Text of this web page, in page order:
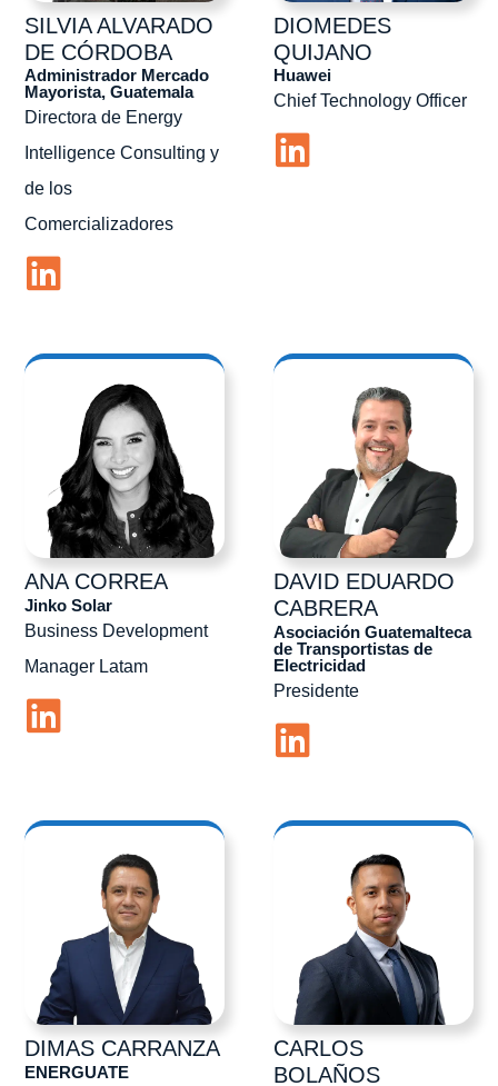
SILVIAALVARADO
DE CÓRDOBA
Directora de Energy
Intelligence Consulting y
de los
Comercializadores
Administrador Mercado
Mayorista, Guatemala
DIOMEDES
QUIJANO
Chief Technology Officer
Huawei
ANACORREA
Business Development
Manager Latam
Jinko Solar
DAVID EDUARDO
CABRERA
Presidente
Asociación Guatemalteca
de Transportistas de
Electricidad
DIMAS CARRANZA
ENERGUATE
CARLOS
BOLAÑOS